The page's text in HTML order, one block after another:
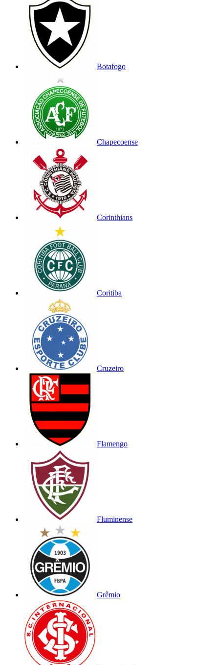
Botafogo
Chapecoense
Corinthians
Coritiba
Cruzeiro
Flamengo
Fluminense
Grêmio